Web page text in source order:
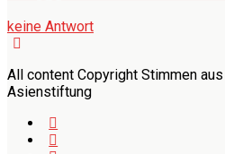
keine Antwort
All content Copyright Stimmen
Asienstiftung